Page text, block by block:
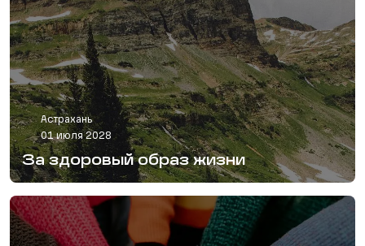
Астрахань
01 июля 2028
За здоровый образ жизни